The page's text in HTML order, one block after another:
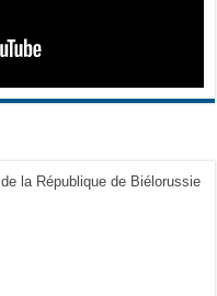
la République de Biélorussie